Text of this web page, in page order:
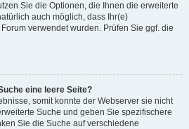
Sie die Optionen, die Ihnen die erweiterte
auch möglich, dass Ihr(e)
verwendet wurden. Prüfen Sie ggf. die
eine leere Seite?
somit konnte der Webserver sie nicht
Suche und geben Sie spezifischere
Sie die Suche auf verschiedene